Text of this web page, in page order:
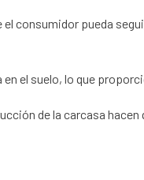
el consumidor pueda
el suelo, lo que
de la carcasa